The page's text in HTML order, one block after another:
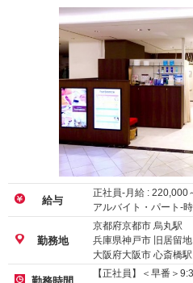
給与
正社員-月給 : 220,000
アルバイト・パート-
勤務地
京都府京都市 烏丸駅
兵庫県神戸市 旧居留
大阪府大阪市 心斎橋駅
【正社員】＜早番＞